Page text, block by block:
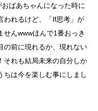
ばあちゃんになった時に
われるけど、「If思考」が
せんwwwほんで1番おっき
の前に現れるか、現れない
それも結局未来の自分しか
ちは今を楽しむ事にしまし